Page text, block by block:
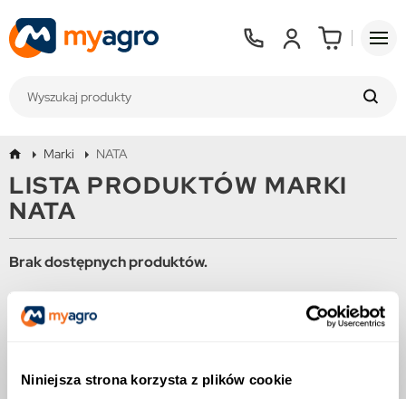
Niniejsza strona korzysta z plików cookie
Marki NATA
LISTA PRODUKTÓW MARKI
NATA
Brak dostępnych produktów.
Bądźcie czujni! W tym miejscu zostanie wyświetlonych więcej
produktów w miarę ich dodawania.